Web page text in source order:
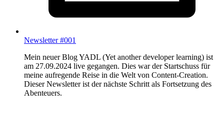
Newsletter #001
Mein neuer Blog YADL (Yet another developer learning) ist
am 27.09.2024 live gegangen. Dies war der Startschuss für
meine aufregende Reise in die Welt von Content-Creation.
Dieser Newsletter ist der nächste Schritt als Fortsetzung des
Abenteuers.